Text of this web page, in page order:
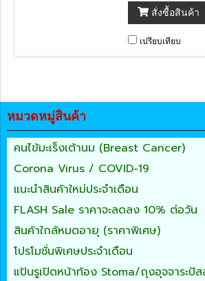
สั่งซื้อสินค้า
เปรียบเทียบ
หมวดหมู่สินค้า
คนไข้มะเร็งเต้านม (Breast Cancer)
Corona Virus / COVID-19
แนะนำสินค้าใหม่ประจำเดือน
FLASH Sale ราคาจะลดลง 10% ต่อวัน
สินค้าใกล้หมดอายุ (ราคาพิเศษ)
โปรโมชั่นพิเศษประจำเดือน
แป้นรูเปิดหน้าท้อง Stoma/ถุงอุจจาระปัส